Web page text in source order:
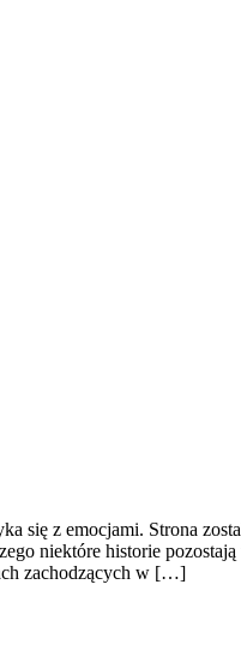
z emocjami. Strona
niektóre historie
zachodzących w […]